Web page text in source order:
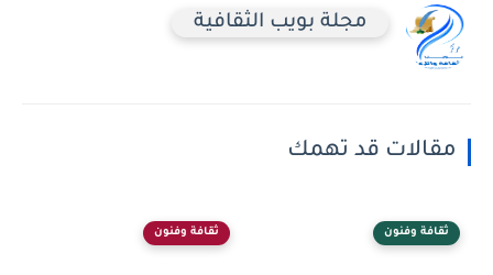
مجلة بويب الثقافية
مقالات قد تهمك
ثقافة وفنون ثقافة وفنون